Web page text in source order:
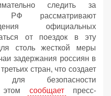
следить за
РФ рассматривают
официальных
от поездок в эту
столь жесткой меры
задержания россиян в
стран, что создает
безопасности
этом
сообщает
пресс-